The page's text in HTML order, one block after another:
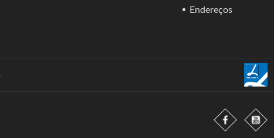
Endereços